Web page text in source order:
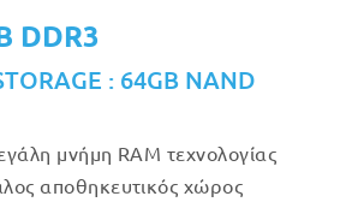
DDR3
: 64GB NAND
μνήμη RAM τεχνολογίας
αποθηκευτικός χώρος